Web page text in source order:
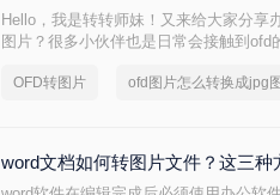
Hello，我是转转师妹！又来给大家分享
图片？很多小伙伴也是日常会接触到ofd
将这种文件形式转换为jpg格式，有需要
OFD转图片 ofd图片怎么转换成jpg
word文档如何转图片文件？这三种